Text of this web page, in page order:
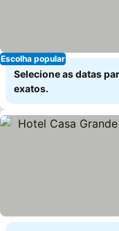
Escolha popular
Selecione as datas
exatos.